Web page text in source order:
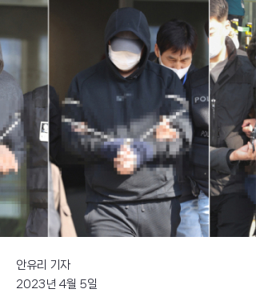
안유리 기자
2023년 4월 5일